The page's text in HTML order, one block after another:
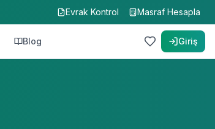
Evrak Kontrol Masraf Hesapla
Blog Giriş